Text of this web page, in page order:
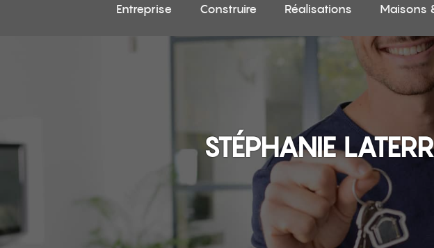
Entreprise Construire Réalisations Maisons
STÉPHANIE